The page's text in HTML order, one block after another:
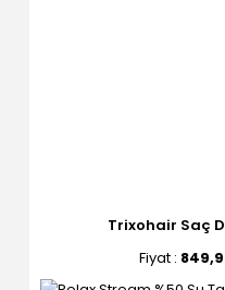
Trixohair Saç
Fiyat :